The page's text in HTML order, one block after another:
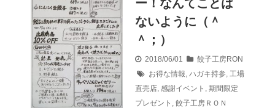
ー！なんてことは
ないように（＾
＾；）
2018/06/01
餃子工房RON
お得な情報 ハガキ持参 工場
直売店 感謝イベント
期間限定
プレゼント
餃子工房ＲＯＮ